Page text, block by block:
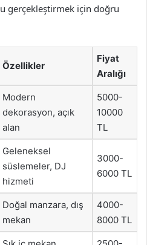
gerçekleştirmek için doğru
Özellikler
Fiyat
Aralığı
Modern
dekorasyon, açık
alan
5000-
10000
TL
Geleneksel
süslemeler, DJ
hizmeti
3000-
6000 TL
Doğal manzara, dış
mekan
4000-
8000 TL